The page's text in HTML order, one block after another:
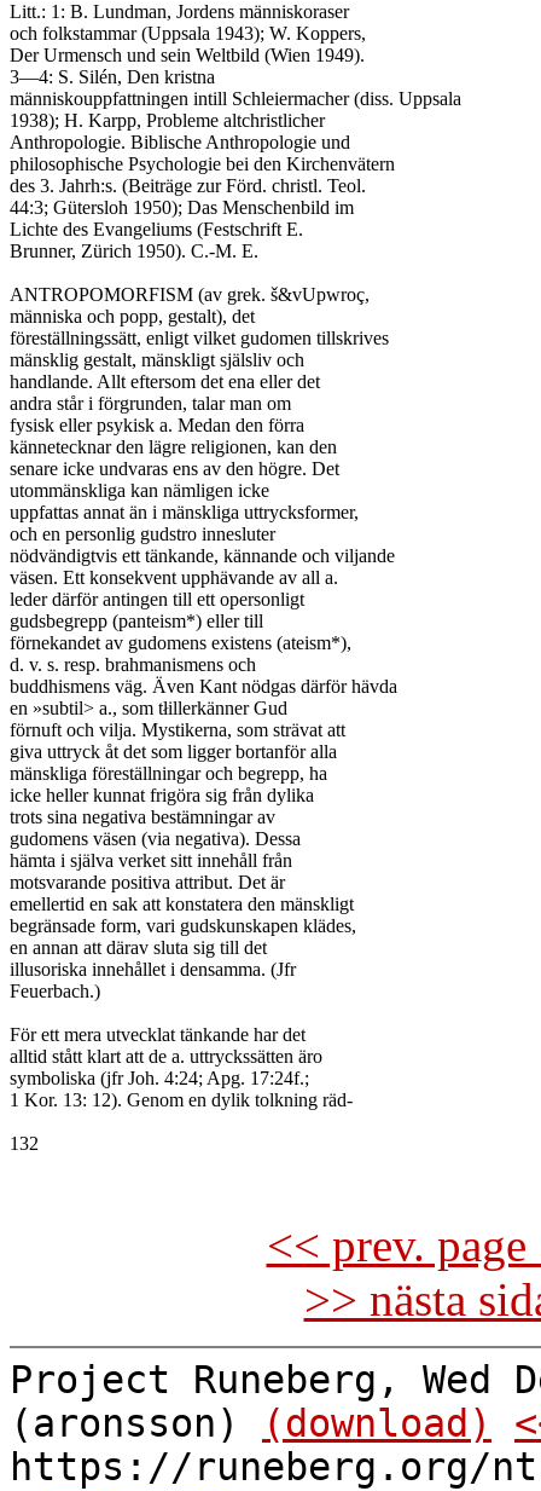
Litt.: 1: B. Lundman, Jordens människoraser
och folkstammar (Uppsala 1943); W. Koppers,
Der Urmensch und sein Weltbild (Wien 1949).
3—4: S. Silén, Den kristna
människouppfattningen intill Schleiermacher (diss. Uppsala
1938); H. Karpp, Probleme altchristlicher
Anthropologie. Biblische Anthropologie und
philosophische Psychologie bei den Kirchenvätern
des 3. Jahrh:s. (Beiträge zur Förd. christl. Teol.
44:3; Gütersloh 1950); Das Menschenbild im
Lichte des Evangeliums (Festschrift E.
Brunner, Zürich 1950). C.-M. E.
ANTROPOMORFISM (av grek. š&vUpwroç,
människa och popp, gestalt), det
föreställningssätt, enligt vilket gudomen tillskrives
mänsklig gestalt, mänskligt själsliv och
handlande. Allt eftersom det ena eller det
andra står i förgrunden, talar man om
fysisk eller psykisk a. Medan den förra
kännetecknar den lägre religionen, kan den
senare icke undvaras ens av den högre. Det
utommänskliga kan nämligen icke
uppfattas annat än i mänskliga uttrycksformer,
och en personlig gudstro innesluter
nödvändigtvis ett tänkande, kännande och viljande
väsen. Ett konsekvent upphävande av all a.
leder därför antingen till ett opersonligt
gudsbegrepp (panteism*) eller till
förnekandet av gudomens existens (ateism*),
d. v. s. resp. brahmanismens och
buddhismens väg. Även Kant nödgas därför hävda
en »subtil> a., som tłillerkänner Gud
förnuft och vilja. Mystikerna, som strävat att
giva uttryck åt det som ligger bortanför alla
mänskliga föreställningar och begrepp, ha
icke heller kunnat frigöra sig från dylika
trots sina negativa bestämningar av
gudomens väsen (via negativa). Dessa
hämta i själva verket sitt innehåll från
motsvarande positiva attribut. Det är
emellertid en sak att konstatera den mänskligt
begränsade form, vari gudskunskapen klädes,
en annan att därav sluta sig till det
illusoriska innehållet i densamma. (Jfr
Feuerbach.)
För ett mera utvecklat tänkande har det
alltid stått klart att de a. uttryckssätten äro
symboliska (jfr Joh. 4:24; Apg. 17:24f.;
1 Kor. 13: 12). Genom en dylik tolkning räd-
132
<< prev.
>> nästa
Project Runeberg, Wed
(aronsson)
(download)
https://runeberg.org/